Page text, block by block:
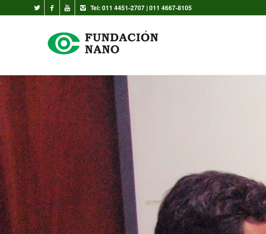
Tel: 011 4451-2707 | 011 4667-8105